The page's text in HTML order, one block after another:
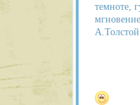
темноте,